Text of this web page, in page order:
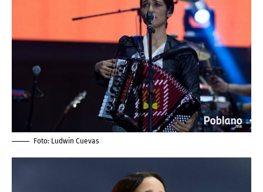
Foto: Ludwin Cuevas